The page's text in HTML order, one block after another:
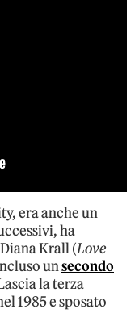
era anche un
ha
Krall (Love
unsecondo
la terza
1985 e sposato